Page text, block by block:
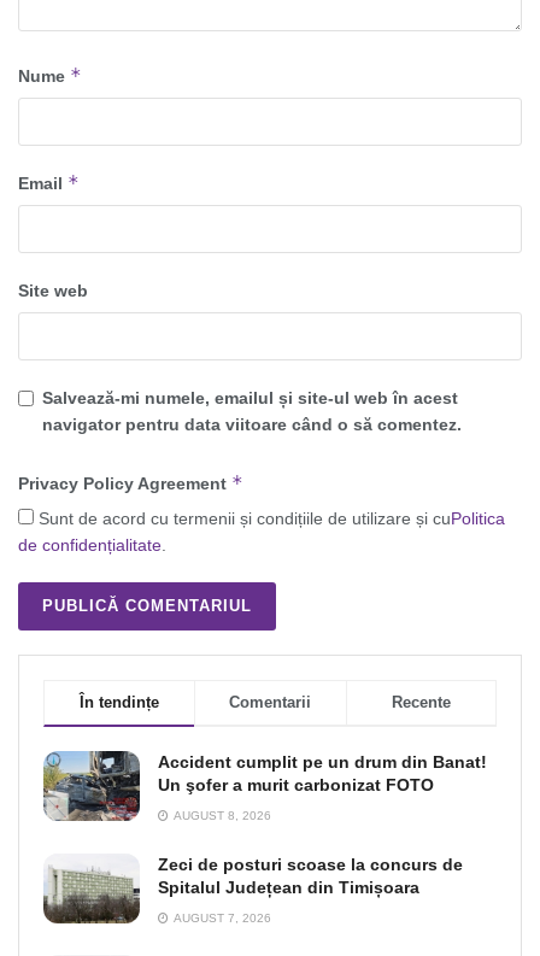
Nume *
Email *
Site web
Salvează-mi numele, emailul și site-ul web în acest
navigator pentru data viitoare când o să comentez.
Privacy Policy Agreement *
Sunt de acord cu termenii și condițiile de utilizare și cuPolitica
de confidențialitate.
În tendințe Comentarii Recente
Accident cumplit pe un drum din Banat!
Un şofer a murit carbonizat FOTO
AUGUST 8, 2026
Zeci de posturi scoase la concurs de
Spitalul Județean din Timișoara
AUGUST 7, 2026